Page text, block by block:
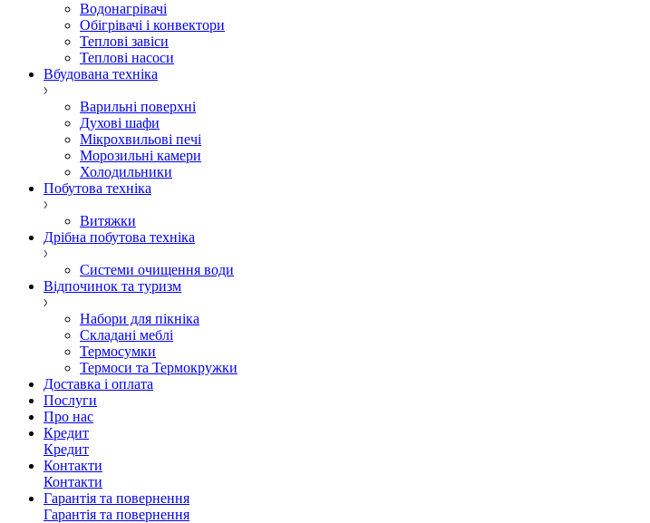
Водонагрівачі
Обігрівачі і конвектори
Теплові завіси
Теплові насоси
Вбудована техніка
Варильні поверхні
Духові шафи
Мікрохвильові печі
Морозильні камери
Холодильники
Побутова техніка
Витяжки
Дрібна побутова техніка
Системи очищення води
Відпочинок та туризм
Набори для пікніка
Складані меблі
Термосумки
Термоси та Термокружки
Доставка і оплата
Послуги
Про нас
Кредит
Кредит
Контакти
Контакти
Гарантія та повернення
Гарантія та повернення